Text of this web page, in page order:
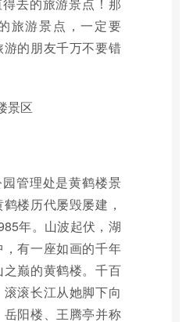
旅游景点，一定要
的朋友千万不要错
景区
管理处是黄鹤楼景
楼历代屡毁屡建，
年。山波起伏，湖
有一座如画的千年
巅的黄鹤楼。千百
滚长江从她脚下向
阳楼、王腾亭并称